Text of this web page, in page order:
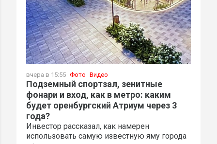
вчера в 15:55 Фото Видео
Подземный спортзал, зенитные
фонари и вход, как в метро: каким
будет оренбургский Атриум через 3
года?
Инвестор рассказал, как намерен
использовать самую известную яму города